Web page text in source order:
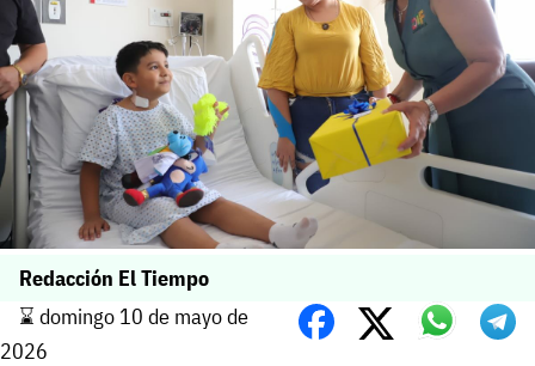
Redacción El Tiempo
⌛️ domingo 10 de mayo de
2026